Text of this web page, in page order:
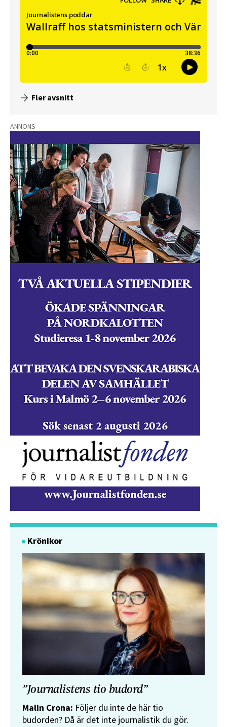
Fler avsnitt
ANNONS
Krönikor
”Journalistens tio budord”
Malin Crona: Följer du inte de här tio
budorden? Då är det inte journalistik du gör.